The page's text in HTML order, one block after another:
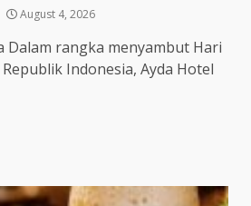
August 4, 2026
Dalam rangka menyambut Hari
Indonesia, Ayda Hotel